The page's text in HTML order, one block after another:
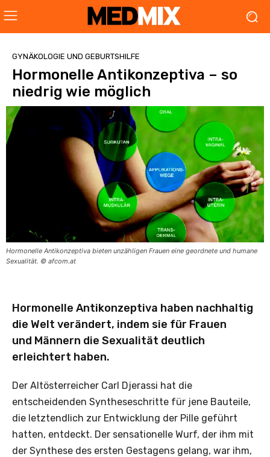
GYNÄKOLOGIE UND GEBURTSHILFE
Hormonelle Antikonzeptiva – so
niedrig wie möglich
Hormonelle Antikonzeptiva bieten unzähligen Frauen eine geordnete und humane
Sexualität. © afcom.at
Hormonelle Antikonzeptiva haben nachhaltig
die Welt verändert, indem sie für Frauen
und Männern die Sexualität deutlich
erleichtert haben.
Der Altösterreicher Carl Djerassi hat die
entscheidenden Syntheseschritte für jene Bauteile,
die letztendlich zur Entwicklung der Pille geführt
hatten, entdeckt. Der sensationelle Wurf, der ihm mit
der Synthese des ersten Gestagens gelang, war ihm,